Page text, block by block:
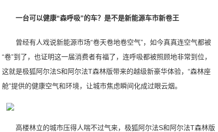
一台可以健康“森呼吸”的车？是不是新能源车市新卷王
曾经有人戏说新能源市场“卷天卷地卷空气”，如今真真连空气都被
“卷”到了，也证明这一届消费者有福了，连呼吸都被照顾地非常到位，
这就是极狐阿尔法S和阿尔法T森林版带来的越级新豪华体验，“森林座
舱”提供的健康空气和环境，让城市焦虑瞬间化成过眼云烟。
高楼林立的城市压得人喘不过气来，极狐阿尔法S和阿尔法T森林版